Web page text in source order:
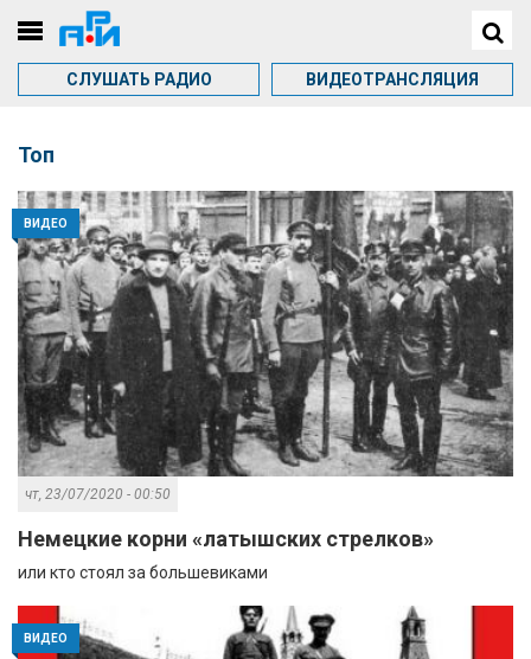
СЛУШАТЬ РАДИО ВИДЕОТРАНСЛЯЦИЯ
Топ
ВИДЕО
чт, 23/07/2020 - 00:50
Немецкие корни «латышских стрелков»
или кто стоял за большевиками
ВИДЕО